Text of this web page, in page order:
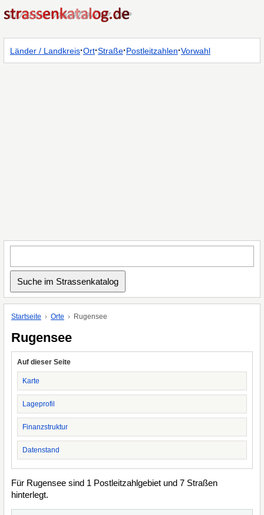
Länder / Landkreis·Ort·Straße·Postleitzahlen·Vorwahl
Startseite Orte Rugensee
Rugensee
Auf dieser Seite
Karte
Lageprofil
Finanzstruktur
Datenstand
Für Rugensee sind 1 Postleitzahlgebiet und 7 Straßen
hinterlegt.